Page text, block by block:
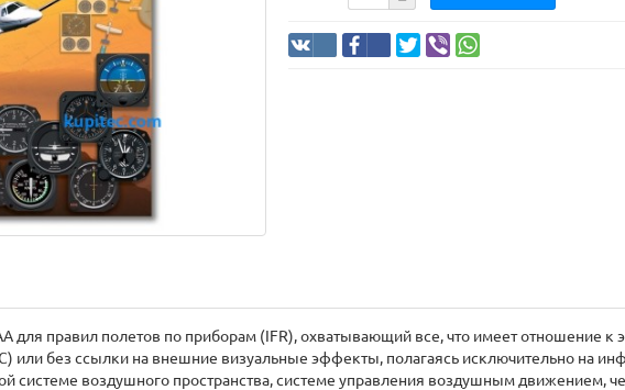
для правил полетов по приборам (IFR), охватывающий все, что имеет отношение к
или без ссылки на внешние визуальные эффекты, полагаясь исключительно на
системе воздушного пространства, системе управления воздушным движением,